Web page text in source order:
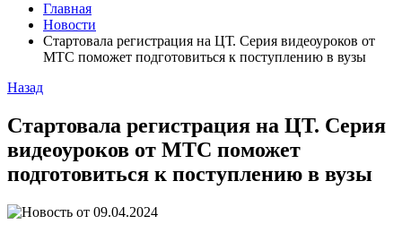
Главная
Новости
Стартовала регистрация на ЦТ. Серия видеоуроков от
МТС поможет подготовиться к поступлению в вузы
Назад
Стартовала регистрация на ЦТ. Серия
видеоуроков от МТС поможет
подготовиться к поступлению в вузы
09.04.2024